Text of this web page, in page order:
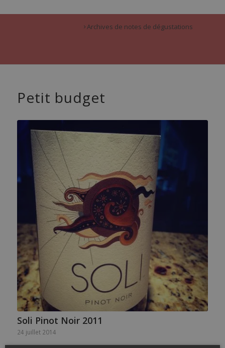
Archives de notes de dégustations
Petit budget
Soli Pinot Noir 2011
24 juillet 2014